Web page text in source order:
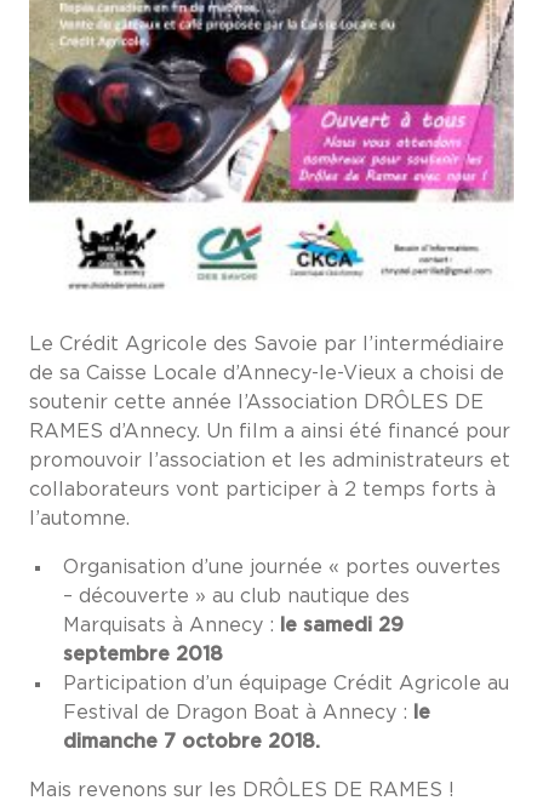
Le Crédit Agricole des Savoie par l’intermédiaire
de sa Caisse Locale d’Annecy-le-Vieux a choisi de
soutenir cette année l’Association DRÔLES DE
RAMES d’Annecy. Un film a ainsi été financé pour
promouvoir l’association et les administrateurs et
collaborateurs vont participer à 2 temps forts à
l’automne.
Organisation d’une journée « portes ouvertes
– découverte » au club nautique des
Marquisats à Annecy :
le samedi 29
septembre 2018
Participation d’un équipage Crédit Agricole au
Festival de Dragon Boat à Annecy :
le
dimanche 7 octobre 2018.
Mais revenons sur les DRÔLES DE RAMES !